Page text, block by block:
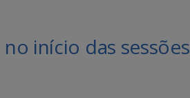
início das sessões